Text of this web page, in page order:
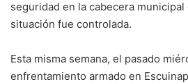
seguridad en la cabecera
situación fue controlada.
Esta misma semana, el pasado
enfrentamiento armado en